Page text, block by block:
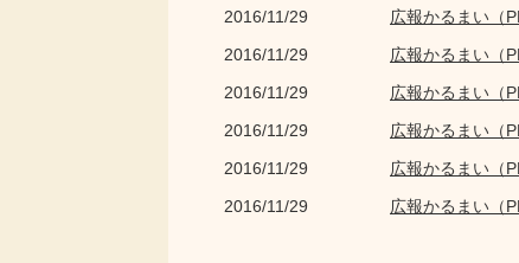
2016/11/29
広報かるまい（
2016/11/29
広報かるまい（
2016/11/29
広報かるまい（
2016/11/29
広報かるまい（
2016/11/29
広報かるまい（
2016/11/29
広報かるまい（